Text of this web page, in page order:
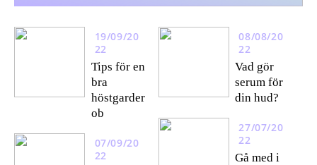
19/09/20
22
Tips för en
bra
höstgarder
ob
07/09/20
22
08/08/20
22
Vad gör
serum för
din hud?
27/07/20
22
Gå med i